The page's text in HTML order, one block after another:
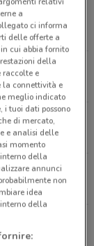
dell'Oceano
a
ci informa
delle offerte a
cui abbia fornito
della
raccolte e
la connettività e
meglio indicato
i tuoi dati possono
di mercato,
e analisi delle
momento
della
annunci
non
idea
della